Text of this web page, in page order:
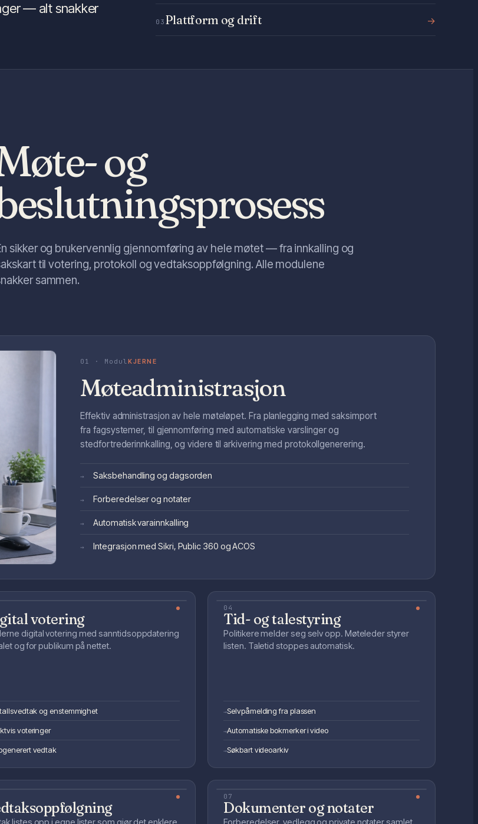
— alt snakker
03 Plattform og drift →
og
sikker og brukervennlig gjennomføring av hele møtet — fra innkalling og
til votering, protokoll og vedtaksoppfølgning. Alle modulene
sammen.
01 · ModulKJERNE
Møteadministrasjon
Effektiv administrasjon av hele møteløpet. Fra planlegging med saksimport
fra fagsystemer, til gjennomføring med automatiske varslinger og
stedfortrederinnkalling, og videre til arkivering med protokollgenerering.
→ Saksbehandling og dagsorden
→ Forberedelser og notater
→ Automatisk varainnkalling
→ Integrasjon med Sikri, Public 360 og ACOS
votering
digital votering med sanntidsoppdatering
og for publikum på nettet.
og enstemmighet
voteringer
vedtak
04
Tid- og talestyring
Politikere melder seg selv opp. Møteleder styrer
listen. Taletid stoppes automatisk.
→Selvpåmelding fra plassen
→Automatiske bokmerker i video
→Søkbart videoarkiv
listes opp i egne lister som gjør det enklere
07
Dokumenter og notater
Forberedelser, vedlegg og private notater samlet.